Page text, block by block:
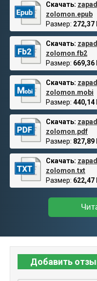
Скачать:
zolomon.epub
Размер: 272,37
Скачать:
zolomon.fb2
Размер: 669,36
Скачать:
zolomon.mobi
Размер: 440,14
Скачать:
zolomon.pdf
Размер: 827,89
Скачать:
zolomon.txt
Размер: 622,47
Добавить